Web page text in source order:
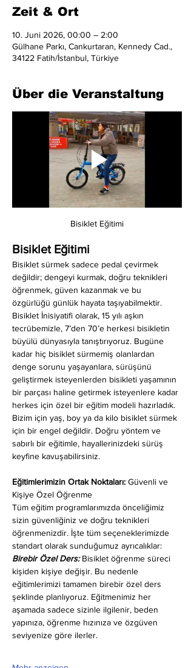
Zeit & Ort
10. Juni 2026, 00:00 – 2:00
Gülhane Parkı, Cankurtaran, Kennedy Cad.,
34122 Fatih/İstanbul, Türkiye
Über die Veranstaltung
Bisiklet Eğitimi
Bisiklet Eğitimi
Bisiklet sürmek sadece pedal çevirmek
değildir; dengeyi kurmak, doğru teknikleri
öğrenmek, güven kazanmak ve bu
özgürlüğü günlük hayata taşıyabilmektir.
Bisiklet İnisiyatifi olarak, 15 yılı aşkın
tecrübemizle, 7’den 70’e herkesi bisikletin
büyülü dünyasıyla tanıştırıyoruz. Bugüne
kadar hiç bisiklet sürmemiş olanlardan
denge sorunu yaşayanlara, sürüşünü
geliştirmek isteyenlerden bisikleti yaşamının
bir parçası haline getirmek isteyenlere kadar
herkes için özel bir eğitim modeli hazırladık.
Bizim için yaş, boy ya da kilo bisiklet sürmek
için bir engel değildir. Doğru yöntem ve
sabırlı bir eğitimle, hayallerinizdeki sürüş
keyfine kavuşabilirsiniz.
Eğitimlerimizin Ortak Noktaları: Güvenli ve
Kişiye Özel Öğrenme
Tüm eğitim programlarımızda önceliğimiz
sizin güvenliğiniz ve doğru teknikleri
öğrenmenizdir. İşte tüm seçeneklerimizde
standart olarak sunduğumuz ayrıcalıklar:
Birebir Özel Ders: Bisiklet öğrenme süreci
kişiden kişiye değişir. Bu nedenle
eğitimlerimizi tamamen birebir özel ders
şeklinde planlıyoruz. Eğitmenimiz her
aşamada sadece sizinle ilgilenir, beden
yapınıza, öğrenme hızınıza ve özgüven
seviyenize göre ilerler.